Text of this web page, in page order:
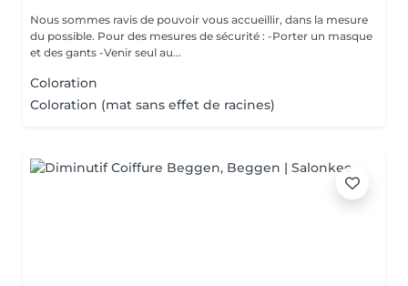
Nous sommes ravis de pouvoir vous accueillir, dans la mesure
du possible. Pour des mesures de sécurité : -Porter un masque
et des gants -Venir seul au...
Coloration
Coloration (mat sans effet de racines)